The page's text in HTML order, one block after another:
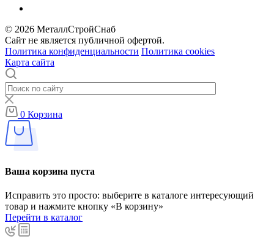
© 2026 МеталлСтройСнаб
Сайт не является публичной офертой.
Политика конфиденциальности Политика cookies
Карта сайта
0 Корзина
Ваша корзина пуста
Исправить это просто: выберите в каталоге интересующий
товар и нажмите кнопку «В корзину»
Перейти в каталог